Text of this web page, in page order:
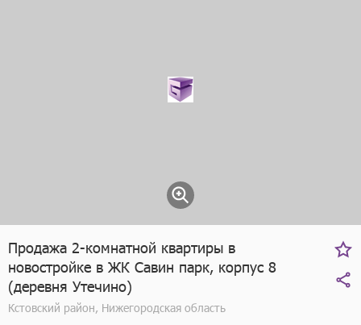
Продажа 2-комнатной квартиры в
новостройке в ЖК Савин парк, корпус 8
(деревня Утечино)
Кстовский район, Нижегородская область